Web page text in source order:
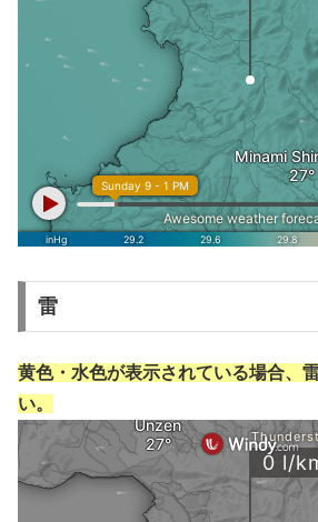
雷
黄色・水色が表示されている場合、
い。